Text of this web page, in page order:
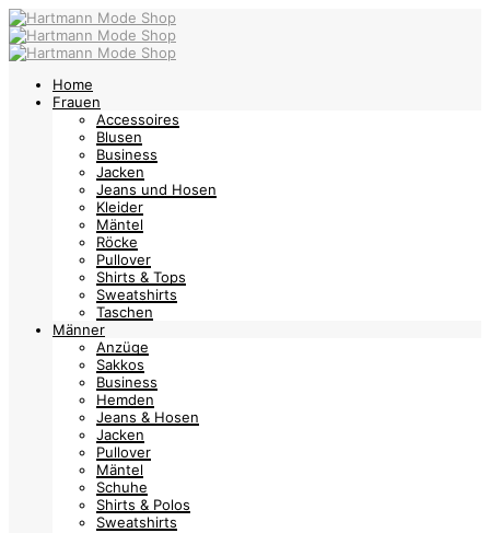
Home
Frauen
Accessoires
Blusen
Business
Jacken
Jeans und Hosen
Kleider
Mäntel
Röcke
Pullover
Shirts & Tops
Sweatshirts
Taschen
Männer
Anzüge
Sakkos
Business
Hemden
Jeans & Hosen
Jacken
Pullover
Mäntel
Schuhe
Shirts & Polos
Sweatshirts